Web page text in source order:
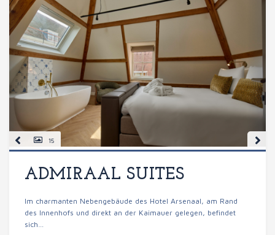
15
ADMIRAAL SUITES
Im charmanten Nebengebäude des Hotel Arsenaal, am Rand
des Innenhofs und direkt an der Kaimauer gelegen, befindet
sich…